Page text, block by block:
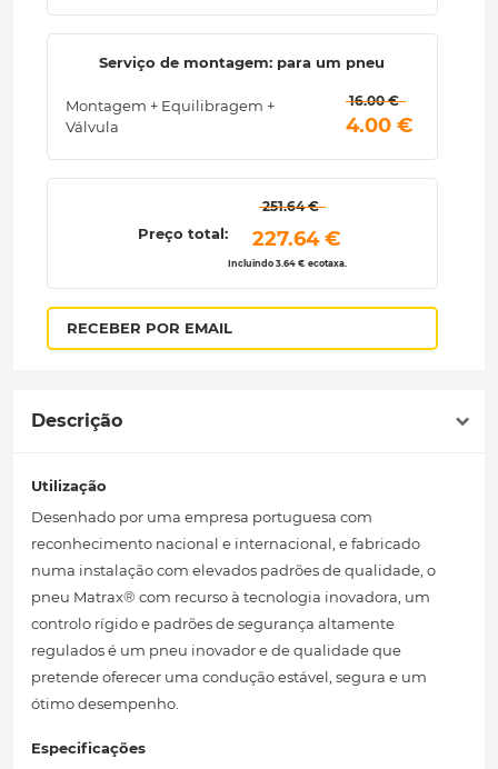
Serviço de montagem: para um pneu
Montagem + Equilibragem +
Válvula
16.00 €
4.00 €
Preço total:
251.64 €
227.64 €
Incluindo 3.64 € ecotaxa.
RECEBER POR EMAIL
Descrição
Utilização
Desenhado por uma empresa portuguesa com
reconhecimento nacional e internacional, e fabricado
numa instalação com elevados padrões de qualidade, o
pneu Matrax® com recurso à tecnologia inovadora, um
controlo rígido e padrões de segurança altamente
regulados é um pneu inovador e de qualidade que
pretende oferecer uma condução estável, segura e um
ótimo desempenho.
Especificações